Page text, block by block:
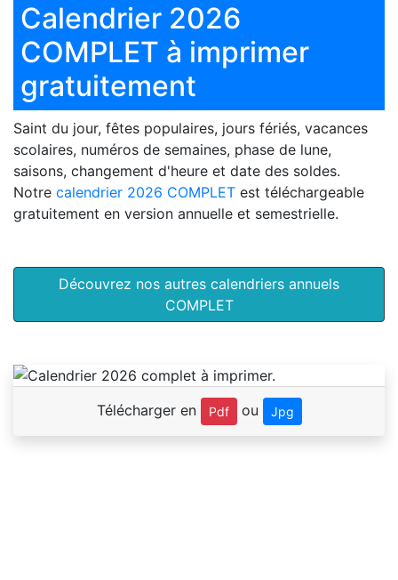
Calendrier 2026
COMPLET à imprimer
gratuitement
Saint du jour, fêtes populaires, jours fériés, vacances
scolaires, numéros de semaines, phase de lune,
saisons, changement d'heure et date des soldes.
Notre calendrier 2026 COMPLET est téléchargeable
gratuitement en version annuelle et semestrielle.
Découvrez nos autres calendriers annuels
COMPLET
Télécharger en Pdf ou Jpg